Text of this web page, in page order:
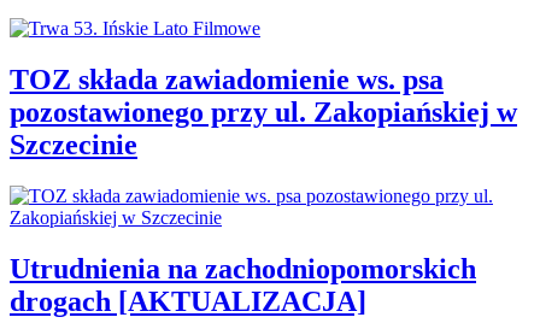
TOZ składa zawiadomienie ws. psa
pozostawionego przy ul. Zakopiańskiej w
Szczecinie
Utrudnienia na zachodniopomorskich
drogach [AKTUALIZACJA]